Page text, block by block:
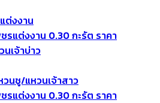
ต่งงาน
รแต่งงาน 0.30 กะรัต ราคา
เจ้าบ่าว
นชู/แหวนเจ้าสาว
รแต่งงาน 0.30 กะรัต ราคา